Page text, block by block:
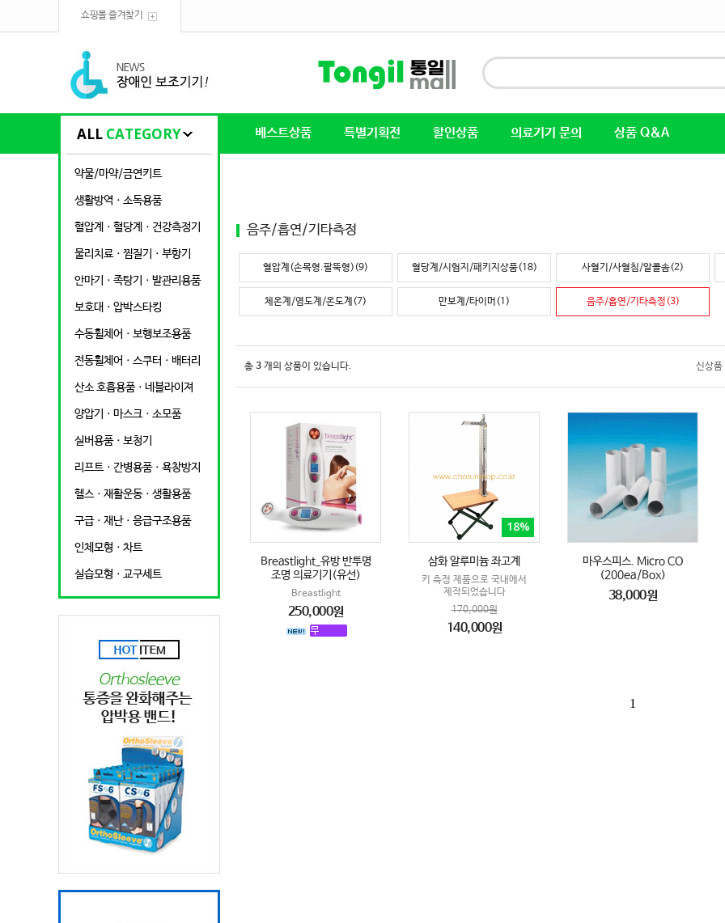
쇼핑몰 즐겨찾기
ALL CATEGORY 베스트상품 특별기획전 할인상품 의료기기 문의 상품 Q&A
약물/마약/금연키트
생활방역ㆍ소독용품
혈압계ㆍ혈당계ㆍ건강측정기
물리치료ㆍ찜질기ㆍ부항기
안마기ㆍ족탕기ㆍ발관리용품
보호대ㆍ압박스타킹
수동휠체어ㆍ보행보조용품
전동휠체어ㆍ스쿠터ㆍ배터리
산소 호흡용품ㆍ네블라이져
양압기ㆍ마스크ㆍ소모품
실버용품ㆍ보청기
리프트ㆍ간병용품ㆍ욕창방지
헬스ㆍ재활운동ㆍ생활용품
구급ㆍ재난ㆍ응급구조용품
인체모형ㆍ차트
실습모형ㆍ교구세트
음주/흡연/기타측정
혈압계(손목형.팔뚝형)(9) 혈당계/시험지/패키지상품(18) 사혈기/사혈침/알콜솜(2)
체온계/염도계/온도계(7) 만보계/타이머(1) 음주/흡연/기타측정(3)
총 3 개의 상품이 있습니다. 신상품
Breastlight_유방 반투명
조명 의료기기(유선)
Breastlight
250,000원
18%
삼화 알루미늄 좌고계
키 측정 제품으로 국내에서
제작되었습니다
170,000원
140,000원
마우스피스. Micro CO
(200ea/Box)
38,000원
1